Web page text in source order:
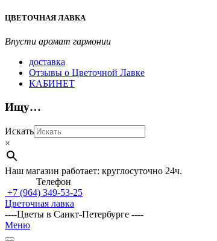
Перейти
содержимому
ЦВЕТОЧНАЯ ЛАВКА
Впусти аромат гармонии
доставка
Отзывы о Цветочной Лавке
КАБИНЕТ
Ищу…
Искать
×
Наш магазин работает: круглосуточно 24ч.
Телефон
+7 (964) 349-53-25
Цветочная лавка
----Цветы в Санкт-Петербурге ----
Главное
навигационное
Меню